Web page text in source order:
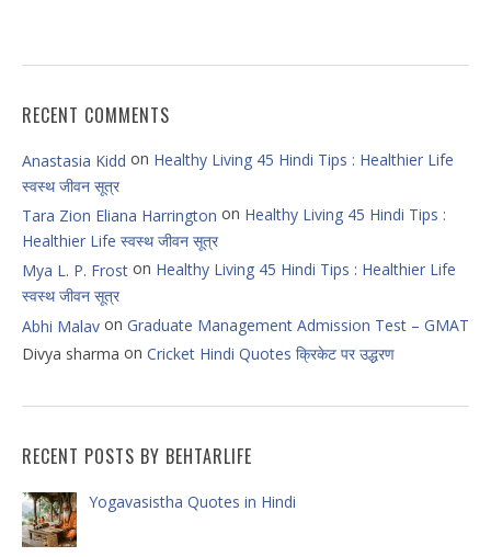
RECENT COMMENTS
Anastasia Kidd on Healthy Living 45 Hindi Tips : Healthier Life
स्वस्थ जीवन सूत्र
Tara Zion Eliana Harrington on Healthy Living 45 Hindi Tips :
Healthier Life स्वस्थ जीवन सूत्र
Mya L. P. Frost on Healthy Living 45 Hindi Tips : Healthier Life
स्वस्थ जीवन सूत्र
Abhi Malav on Graduate Management Admission Test – GMAT
Divya sharma on Cricket Hindi Quotes क्रिकेट पर उद्धरण
RECENT POSTS BY BEHTARLIFE
Yogavasistha Quotes in Hindi